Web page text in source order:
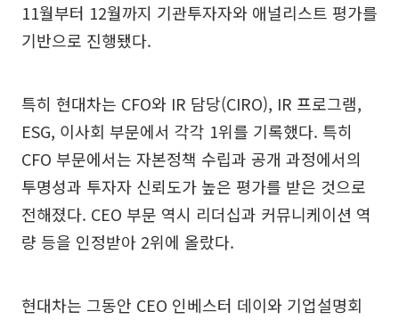
11월부터 12월까지 기관투자자와 애널리스트 평가를
기반으로 진행됐다.
특히 현대차는 CFO와 IR 담당(CIRO), IR 프로그램,
ESG, 이사회 부문에서 각각 1위를 기록했다. 특히
CFO 부문에서는 자본정책 수립과 공개 과정에서의
투명성과 투자자 신뢰도가 높은 평가를 받은 것으로
전해졌다. CEO 부문 역시 리더십과 커뮤니케이션 역
량 등을 인정받아 2위에 올랐다.
현대차는 그동안 CEO 인베스터 데이와 기업설명회